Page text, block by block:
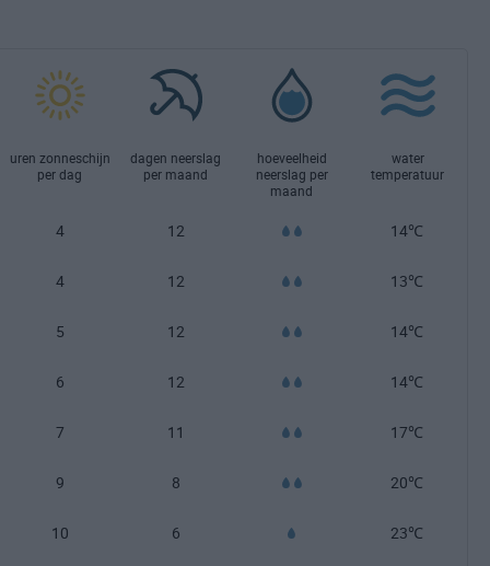
uren zonneschijn
per dag
dagen neerslag
per maand
hoeveelheid
neerslag per
maand
water
temperatuur
4 12 14℃
4 12 13℃
5 12 14℃
6 12 14℃
7 11 17℃
9 8 20℃
10 6 23℃